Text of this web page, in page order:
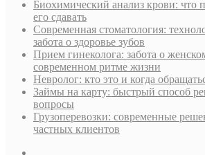
Биохимический анализ крови: что
его сдавать
Современная стоматология:
забота о здоровье зубов
Прием гинеколога: забота о
современном ритме жизни
Невролог: кто это и когда
Займы на карту: быстрый способ
вопросы
Грузоперевозки: современные
частных клиентов